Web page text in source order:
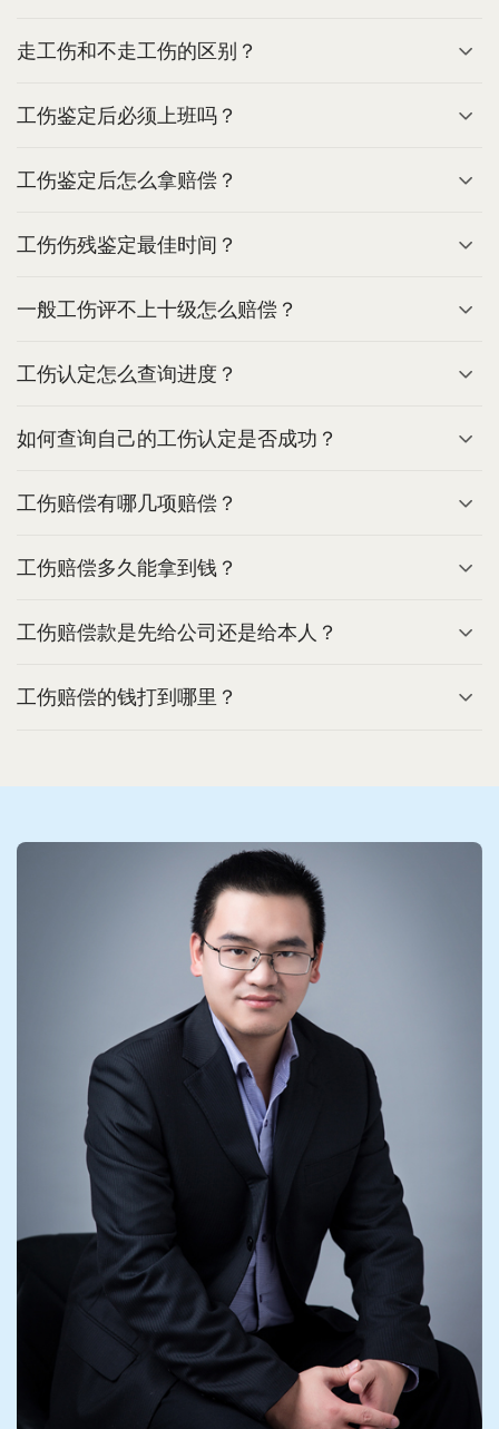
走工伤和不走工伤的区别？
工伤鉴定后必须上班吗？
工伤鉴定后怎么拿赔偿？
工伤伤残鉴定最佳时间？
一般工伤评不上十级怎么赔偿？
工伤认定怎么查询进度？
如何查询自己的工伤认定是否成功？
工伤赔偿有哪几项赔偿？
工伤赔偿多久能拿到钱？
工伤赔偿款是先给公司还是给本人？
工伤赔偿的钱打到哪里？